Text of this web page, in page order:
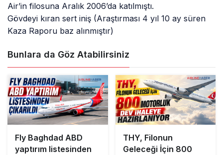
Air’in filosuna Aralık 2006’da katılmıştı.
Gövdeyi kıran sert iniş (Araştırması 4 yıl 10 ay süren
Kaza Raporu baz alınmıştır)
Bunlara da Göz Atabilirsiniz
Fly Baghdad ABD
yaptırım listesinden
THY, Filonun
Geleceği İçin 800